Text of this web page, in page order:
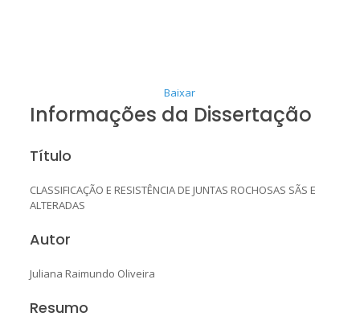
Baixar
Informações da Dissertação
Título
CLASSIFICAÇÃO E RESISTÊNCIA DE JUNTAS ROCHOSAS SÃS E
ALTERADAS
Autor
Juliana Raimundo Oliveira
Resumo